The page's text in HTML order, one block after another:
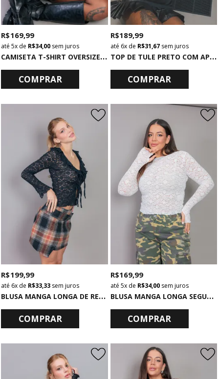
C
AMISETA T-SHIRT OVERSIZED MARROM ROCK DOGS
R$ 169,99
5x de R$ 34,00 sem juros
COMPRAR
T
OP DE TULE PRETO COM APLIQUES E PINGENTES
R$ 189,99
6xde R$ 31,67sem juros
COMPRAR
B
LUSA MANGA LONGA DE RENDA COM AMARRAÇÃO
R$ 199,99
6x de R$ 33,33 sem juros
COMPRAR
B
LUSA MANGA LONGA SEGUNDA PELE OFF WHITE DE RENDA
R$ 169,99
5xde R$ 34,00sem juros
COMPRAR